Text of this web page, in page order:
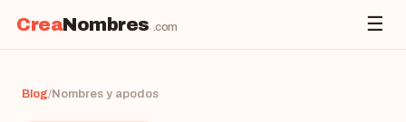
CreaNombres .com ☰
Blog/Nombres y apodos